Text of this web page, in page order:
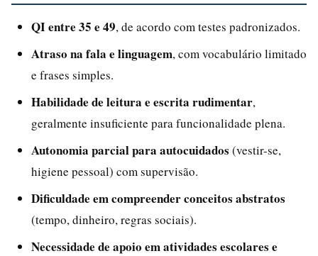
QI entre 35 e 49, de acordo com testes padronizados.
Atraso na fala e linguagem, com vocabulário limitado
e frases simples.
Habilidade de leitura e escrita rudimentar,
geralmente insuficiente para funcionalidade plena.
Autonomia parcial para autocuidados (vestir-se,
higiene pessoal) com supervisão.
Dificuldade em compreender conceitos abstratos
(tempo, dinheiro, regras sociais).
Necessidade de apoio em atividades escolares e